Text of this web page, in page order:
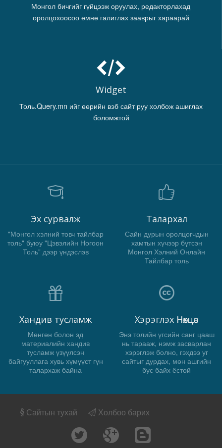
Монгол бичгийг гүйцээж оруулах, редакторлахад
оролцохоосоо өмнө галиглах зааврыг хараарай
Widget
Толь.Query.mn ийг өөрийн вэб сайт руу холбож ашиглах
боломжтой
Эх сурвалж
"Монгол хэлний товч тайлбар
толь" буюу "Цэвэлийн Ногоон
Толь" дээр үндэслэв
Талархал
Сайн дурын оролцогчдын
хамтын хүчээр бүтсэн
Монгол Хэлний Онлайн
Тайлбар толь
Хандив тусламж
Мөнгөн болон эд
материалийн хандив
тусламж үзүүлсэн
байгууллага хувь хүмүүст гүн
талархаж байна
Хэрэглэх Нөхцөл
Энэ толийн үгсийн санг цааш
нь тарааж, нэмж засварлан
хэрэглэж болно, гэхдээ уг
сайтыг дурдах, мөн ашгийн
бус байх ёстой
Сайтын тухай Холбоо барих